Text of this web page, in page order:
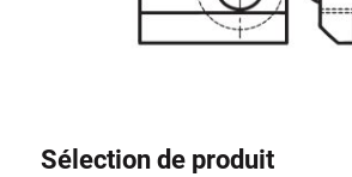
Sélection de produit